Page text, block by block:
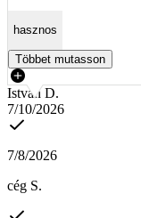
hasznos
Többet mutasson
István D.
7/10/2026
7/8/2026
cég S.